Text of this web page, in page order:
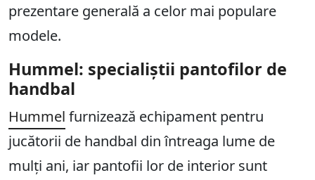
prezentare generală a celor mai populare
modele.
Hummel: specialiștii pantofilor de
handbal
Hummel furnizează echipament pentru
jucătorii de handbal din întreaga lume de
mulți ani, iar pantofii lor de interior sunt